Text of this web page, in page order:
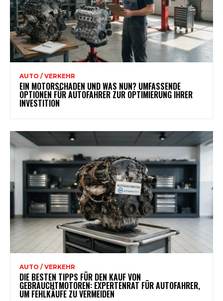
AUTO / VERKEHR
EIN MOTORSCHADEN UND WAS NUN? UMFASSENDE
OPTIONEN FÜR AUTOFAHRER ZUR OPTIMIERUNG IHRER
INVESTITION
AUTO / VERKEHR
DIE BESTEN TIPPS FÜR DEN KAUF VON
GEBRAUCHTMOTOREN: EXPERTENRAT FÜR AUTOFAHRER,
UM FEHLKÄUFE ZU VERMEIDEN